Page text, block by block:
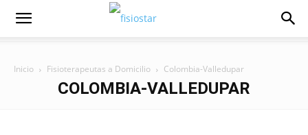
Inicio Fisioterapeutas a Domicilio Colombia-Valledupar
COLOMBIA-VALLEDUPAR